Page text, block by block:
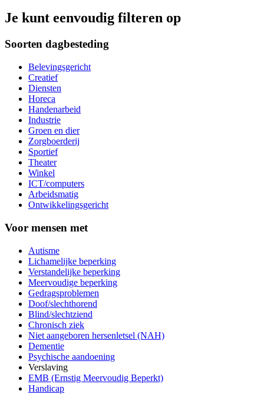
Je kunt eenvoudig filteren op
Soorten dagbesteding
Belevingsgericht
Creatief
Diensten
Horeca
Handenarbeid
Industrie
Groen en dier
Zorgboerderij
Sportief
Theater
Winkel
ICT/computers
Arbeidsmatig
Ontwikkelingsgericht
Voor mensen met
Autisme
Lichamelijke beperking
Verstandelijke beperking
Meervoudige beperking
Gedragsproblemen
Doof/slechthorend
Blind/slechtziend
Chronisch ziek
Niet aangeboren hersenletsel (NAH)
Dementie
Psychische aandoening
Verslaving
EMB (Ernstig Meervoudig Beperkt)
Handicap